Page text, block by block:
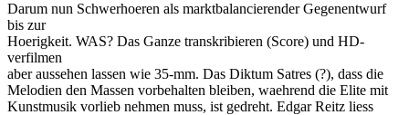
Darum nun Schwerhoeren als marktbalancierender Gegenentwurf
bis zur
Hoerigkeit. WAS? Das Ganze transkribieren (Score) und HD-
verfilmen
aber aussehen lassen wie 35-mm. Das Diktum Satres (?), dass die
Melodien den Massen vorbehalten bleiben, waehrend die Elite mit
Kunstmusik vorlieb nehmen muss, ist gedreht. Edgar Reitz liess